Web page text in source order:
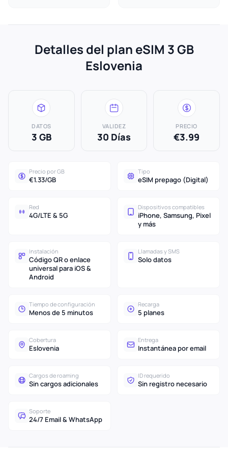
Detalles del plan eSIM 3 GB
Eslovenia
DATOS
3 GB
VALIDEZ
30 Días
PRECIO
€3.99
Precio por GB
€1.33/GB
Tipo
eSIM prepago (Digital)
Red
4G/LTE & 5G
Dispositivos compatibles
iPhone, Samsung, Pixel
y más
Instalación
Código QR o enlace
universal para iOS &
Android
Llamadas y SMS
Solo datos
Tiempo de configuración
Menos de 5 minutos
Recarga
5 planes
Cobertura
Eslovenia
Entrega
Instantánea por email
Cargos de roaming
Sin cargos adicionales
ID requerido
Sin registro necesario
Soporte
24/7 Email & WhatsApp